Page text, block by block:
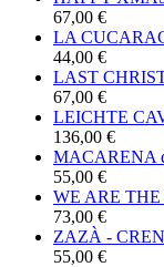
67,00 €
LA
44,00 €
LAST
67,00 €
LEICHTE
136,00 €
MACARENA
55,00 €
WE ARE
73,00 €
ZAZÀ -
55,00 €